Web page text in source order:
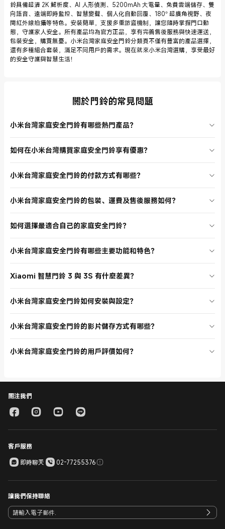
鈴具備超清 2K 解析度、AI 人形偵測、5200mAh 大電量、免費雲端儲存、雙
向語音、遠端即時監控、智慧變聲、個人化自動回覆、180° 超廣角視野、夜
間紅外線拍攝等特色。安裝簡單，支援多重防盜機制，讓您隨時掌握門口動
態，守護家人安全。所有產品均為官方正品，享有完善售後服務與快速運送，
包裝安全，購買無憂。小米台灣家庭安全門鈴分類頁不僅有豐富的產品選擇，
還有多種組合套裝，滿足不同用戶的需求。現在就來小米台灣選購，享受最好
的安全守護與智慧生活！
關於門鈴的常見問題
小米台灣家庭安全門鈴有哪些熱門產品？
智慧門鈴 3。這些產品都具備超清 2K 解析度、AI 偵測、夜視功能，適
如何在小米台灣購買家庭安全門鈴享有優惠？
活動。建議您關注官方網站，選擇有折扣標示的產品或組合套裝，能以
小米台灣家庭安全門鈴的付款方式有哪些？
用卡、網路銀行、行動支付等。結帳流程簡單，付款安全有保障，讓您
小米台灣家庭安全門鈴的包裝、運費及售後服務如何？
速。運費依訂單金額及活動而定，部分產品享有免運優惠。售後服務完
如何選擇最適合自己的家庭安全門鈴？
Xiaomi 智慧門鈴 3。可依需求挑選有夜視、廣角、雲端儲存等功能的產
小米台灣家庭安全門鈴有哪些主要功能和特色？
量、免費雲端儲存、雙向語音、遠端監控、智慧變聲、個人化自動回
Xiaomi 智慧門鈴 3 與 3S 有什麼差異？
強大，續航力更長，適合需要長時間監控的用戶。兩者皆有 AI 偵測、夜
小米台灣家庭安全門鈴如何安裝與設定？
示連接 Wi-Fi，即可開始使用。部分產品支援多種安裝方式，適合不同
小米台灣家庭安全門鈴的影片儲存方式有哪些？
儲存，方便用戶根據需求選擇。影片儲存在雲端或私人裝置更安全，避
小米台灣家庭安全門鈴的用戶評價如何？
關注我們
客戶服務
即時聊天
02-77255376
讓我們保持聯絡